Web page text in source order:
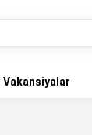
Vakansiyalar